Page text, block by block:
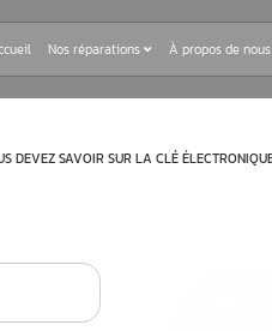
Accueil Nos réparations